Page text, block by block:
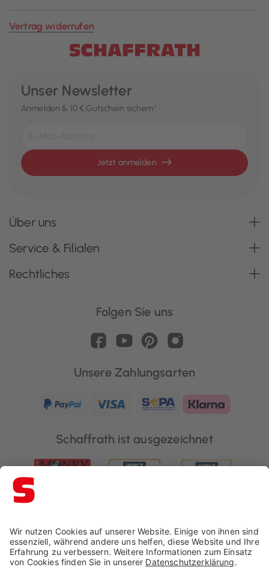
Vertrag widerrufen
Unser Newsletter
Anmelden & 10 € Gutschein sichern¹
Jetzt anmelden
Über uns
Service & Filialen
Rechtliches
Folgen Sie uns
Unsere Zahlungsarten
Schaffrath ist ausgezeichnet